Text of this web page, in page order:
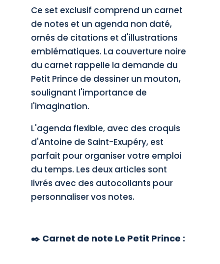
Ce set exclusif comprend un carnet
de notes et un agenda non daté,
ornés de citations et d'illustrations
emblématiques. La couverture noire
du carnet rappelle la demande du
Petit Prince de dessiner un mouton,
soulignant l'importance de
l'imagination.
L'agenda flexible, avec des croquis
d'Antoine de Saint-Exupéry, est
parfait pour organiser votre emploi
du temps. Les deux articles sont
livrés avec des autocollants pour
personnaliser vos notes.
✒️ Carnet de note Le Petit Prince :